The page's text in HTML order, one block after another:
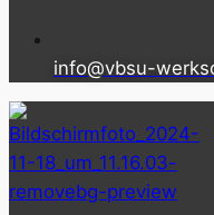
info@vbsu-